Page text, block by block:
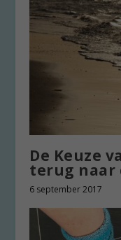
De Keuze
terug naar
6 september 2017